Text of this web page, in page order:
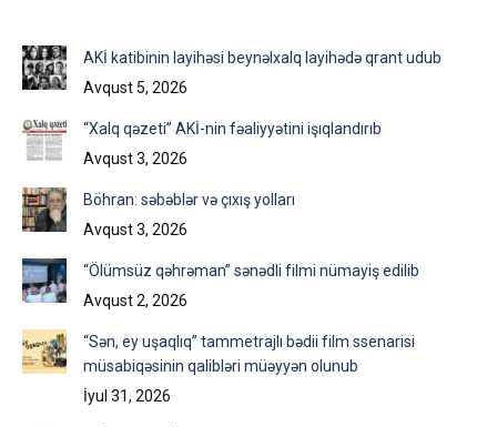
AKİ katibinin layihəsi beynəlxalq layihədə qrant udub
Avqust 5, 2026
“Xalq qəzeti” AKİ-nin fəaliyyətini işıqlandırıb
Avqust 3, 2026
Böhran: səbəblər və çıxış yolları
Avqust 3, 2026
“Ölümsüz qəhrəman” sənədli filmi nümayiş edilib
Avqust 2, 2026
“Sən, ey uşaqlıq” tammetrajlı bədii film ssenarisi
müsabiqəsinin qalibləri müəyyən olunub
İyul 31, 2026